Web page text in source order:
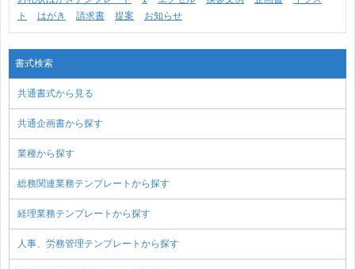
ト
はがき 請求書 提案 お知らせ
書式検索
共通書式から見る
共通企画書から探す
業種から探す
総務関連業務テンプレートから探す
経理業務テンプレートから探す
人事、労務管理テンプレートから探す